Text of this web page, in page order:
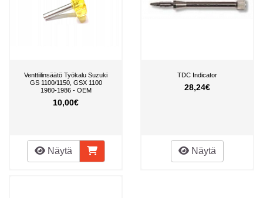
Venttiilinsäätö Työkalu Suzuki
GS 1100/1150, GSX 1100
1980-1986 - OEM
10,00€
Näytä
TDC Indicator
28,24€
Näytä